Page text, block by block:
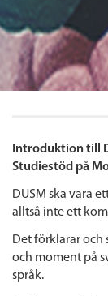
Introduktion till
Studiestöd på
DUSM ska vara
alltså inte ett
Det förklarar och
och moment på
språk.